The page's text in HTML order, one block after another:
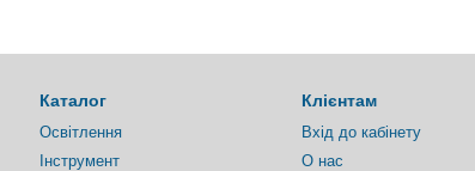
Каталог
Освітлення
Інструмент
Клієнтам
Вхід до кабінету
О нас